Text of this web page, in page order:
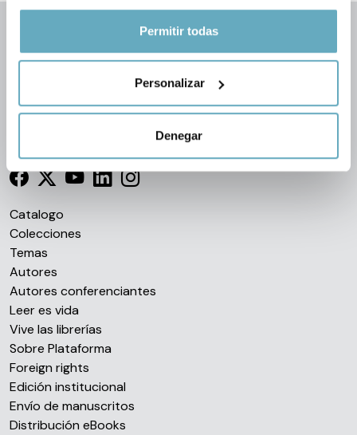
Si lo permite, también quisiéramos:
geográfica que puede tener una precisión de varios
Identificar su dispositivo analizándolo activamente
datos personales y establezca sus preferencias en la
consentimiento en cualquier momento en la Declaración
de cookies.
Las cookies de este sitio web se usan para personalizar
el contenido y los anuncios, ofrecer funciones de redes
sociales y analizar el tráfico. Además, compartimos
información sobre el uso que haga del sitio web con
nuestros partners de redes sociales, publicidad y análisis
web, quienes pueden combinarla con otra información
que les haya proporcionado o que hayan recopilado a
partir del uso que haya hecho de sus servicios.
Permitir todas
Personalizar
Denegar
Catalogo
Colecciones
Temas
Autores
Autores conferenciantes
Leer es vida
Vive las librerías
Sobre Plataforma
Foreign rights
Edición institucional
Envío de manuscritos
Distribución eBooks